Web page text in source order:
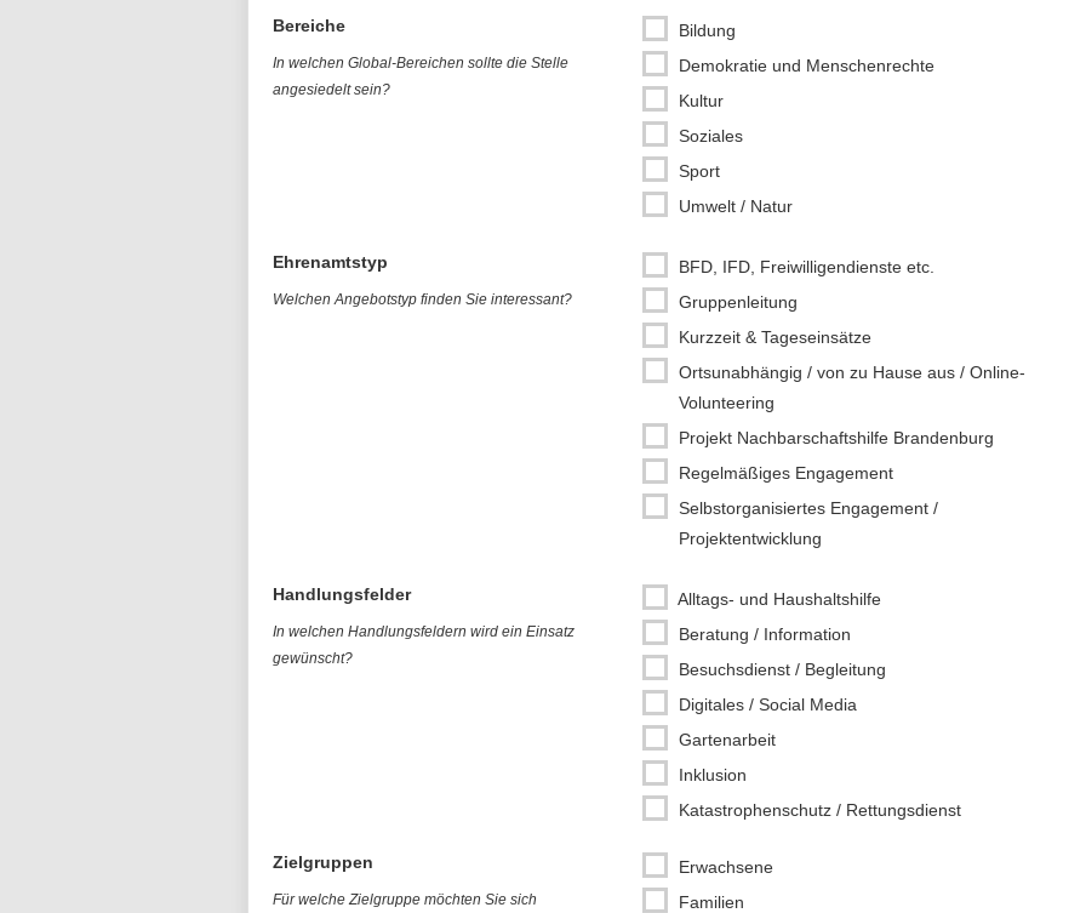
Bereiche
In welchen Global-Bereichen sollte die Stelle
angesiedelt sein?
Bildung
Demokratie und Menschenrechte
Kultur
Soziales
Sport
Umwelt / Natur
Ehrenamtstyp
Welchen Angebotstyp finden Sie interessant?
BFD, IFD, Freiwilligendienste etc.
Gruppenleitung
Kurzzeit & Tageseinsätze
Ortsunabhängig / von zu Hause aus / Online-
Volunteering
Projekt Nachbarschaftshilfe Brandenburg
Regelmäßiges Engagement
Selbstorganisiertes Engagement /
Projektentwicklung
Handlungsfelder
In welchen Handlungsfeldern wird ein Einsatz
gewünscht?
Alltags- und Haushaltshilfe
Beratung / Information
Besuchsdienst / Begleitung
Digitales / Social Media
Gartenarbeit
Inklusion
Katastrophenschutz / Rettungsdienst
Zielgruppen
Für welche Zielgruppe möchten Sie sich
Erwachsene
Familien